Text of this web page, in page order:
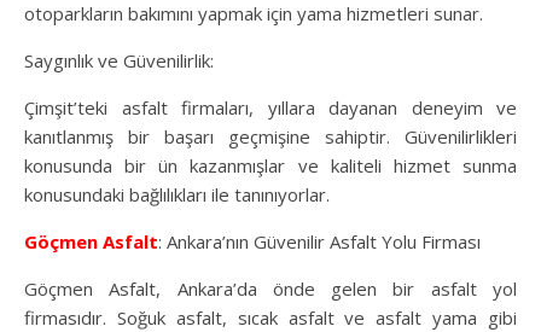
otoparkların bakımını yapmak için yama hizmetleri sunar.
Saygınlık ve Güvenilirlik:
Çimşit’teki asfalt firmaları, yıllara dayanan deneyim ve
kanıtlanmış bir başarı geçmişine sahiptir. Güvenilirlikleri
konusunda bir ün kazanmışlar ve kaliteli hizmet sunma
konusundaki bağlılıkları ile tanınıyorlar.
Göçmen Asfalt: Ankara’nın Güvenilir Asfalt Yolu Firması
Göçmen Asfalt, Ankara’da önde gelen bir asfalt yol
firmasıdır. Soğuk asfalt, sıcak asfalt ve asfalt yama gibi